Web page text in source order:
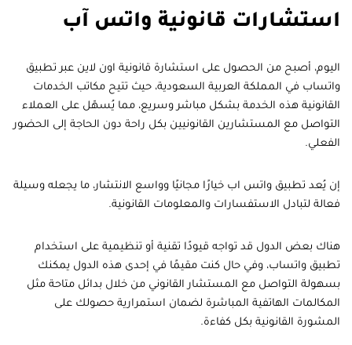
استشارات قانونية واتس آب
اليوم، أصبح من الحصول على استشارة قانونية اون لاين عبر تطبيق
واتساب في المملكة العربية السعودية، حيث تتيح مكاتب الخدمات
القانونية هذه الخدمة بشكل مباشر وسريع، مما يُسهّل على العملاء
التواصل مع المستشارين القانونيين بكل راحة دون الحاجة إلى الحضور
الفعلي.
إن يُعد تطبيق واتس اب خيارًا مجانيًا وواسع الانتشار، ما يجعله وسيلة
فعالة لتبادل الاستفسارات والمعلومات القانونية.
هناك بعض الدول قد تواجه قيودًا تقنية أو تنظيمية على استخدام
تطبيق واتساب، وفي حال كنت مقيمًا في إحدى هذه الدول يمكنك
بسهولة التواصل مع المستشار القانوني من خلال بدائل متاحة مثل
المكالمات الهاتفية المباشرة لضمان استمرارية حصولك على
المشورة القانونية بكل كفاءة.